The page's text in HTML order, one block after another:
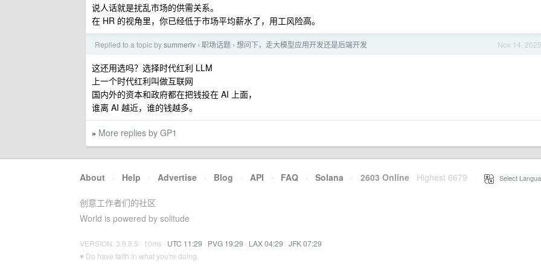
说人话就是扰乱市场的供需关系。
在 HR 的视角里，你已经低于市场平均薪水了，用工风险高。
Nov 14, 2025
Replied to a topic bysummerlv › 职场话题 › 想问下，走大模型应用开发还是后端开发
这还用选吗？选择时代红利 LLM
上一个时代红利叫做互联网
国内外的资本和政府都在把钱投在 AI 上面，
谁离 AI 越近，谁的钱越多。
» More replies by GP1
About · Help · Advertise · Blog · API · FAQ · Solana · 2603 Online Highest 6679 Select
创意工作者们的社区
World is powered by solitude
VERSION: 3.9.8.5 · 10ms · UTC 11:29 · PVG 19:29 · LAX 04:29 · JFK 07:29
♥ Do have faith in what you're doing.